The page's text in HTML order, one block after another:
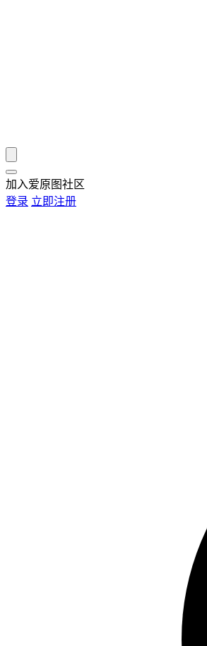
加入爱原图社区
登录 立即注册